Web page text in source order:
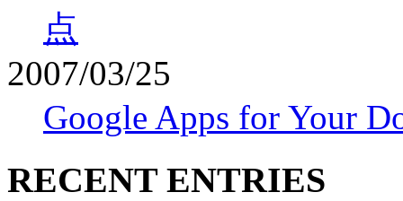
点
2007/03/25
Google Apps for Your
RECENT ENTRIES